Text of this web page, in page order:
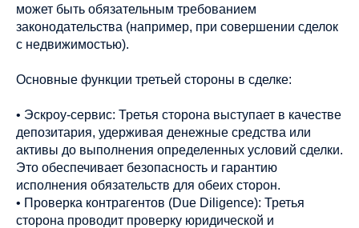
может быть обязательным требованием
законодательства (например, при совершении сделок
с недвижимостью).
Основные функции третьей стороны в сделке:
• Эскроу-сервис: Третья сторона выступает в качестве
депозитария, удерживая денежные средства или
активы до выполнения определенных условий сделки.
Это обеспечивает безопасность и гарантию
исполнения обязательств для обеих сторон.
• Проверка контрагентов (Due Diligence): Третья
сторона проводит проверку юридической и